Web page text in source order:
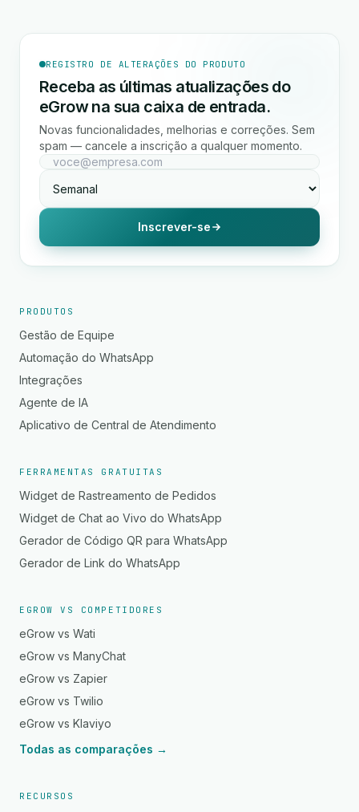
REGISTRO DE ALTERAÇÕES DO PRODUTO
Receba as últimas atualizações do
eGrow na sua caixa de entrada.
Novas funcionalidades, melhorias e correções. Sem
spam — cancele a inscrição a qualquer momento.
Inscrever-se
PRODUTOS
Gestão de Equipe
Automação do WhatsApp
Integrações
Agente de IA
Aplicativo de Central de Atendimento
FERRAMENTAS GRATUITAS
Widget de Rastreamento de Pedidos
Widget de Chat ao Vivo do WhatsApp
Gerador de Código QR para WhatsApp
Gerador de Link do WhatsApp
EGROW VS COMPETIDORES
eGrow vs Wati
eGrow vs ManyChat
eGrow vs Zapier
eGrow vs Twilio
eGrow vs Klaviyo
Todas as comparações →
RECURSOS